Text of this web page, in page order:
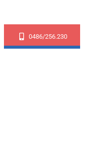
0486/256.230